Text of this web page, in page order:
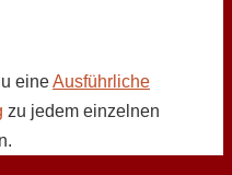
eineAusführliche
zu jedem einzelnen